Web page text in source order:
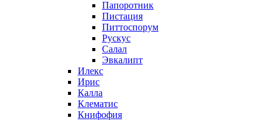
Папоротник
Пистация
Питтоспорум
Рускус
Салал
Эвкалипт
Илекс
Ирис
Калла
Клематис
Книфофия